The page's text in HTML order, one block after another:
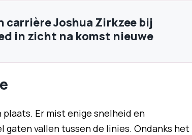
carrière Joshua Zirkzee bij
in zicht na komst nieuwe
Er mist enige snelheid en
vallen tussen de linies. Ondanks het